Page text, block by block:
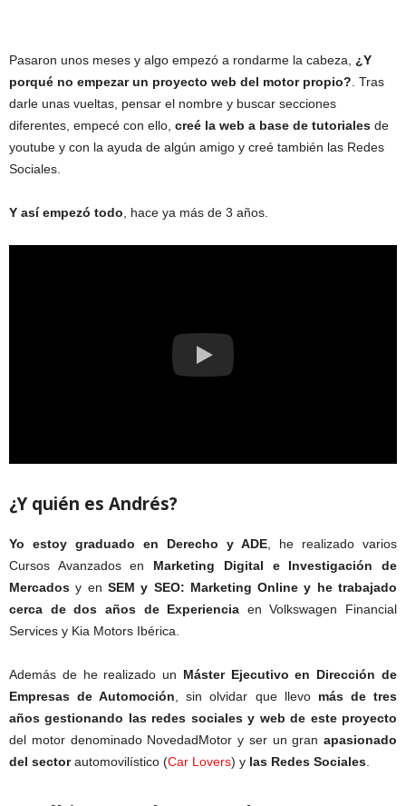
Pasaron unos meses y algo empezó a rondarme la cabeza, ¿Y
porqué no empezar un proyecto web del motor propio?. Tras
darle unas vueltas, pensar el nombre y buscar secciones
diferentes, empecé con ello, creé la web a base de tutoriales de
youtube y con la ayuda de algún amigo y creé también las Redes
Sociales.
Y así empezó todo, hace ya más de 3 años.
¿Y quién es Andrés?
Yo estoy graduado en Derecho y ADE , he realizado varios
Cursos Avanzados en Marketing Digital e Investigación de
Mercados y en SEM y SEO: Marketing Online y he trabajado
cerca de dos años de Experiencia en Volkswagen Financial
Services y Kia Motors Ibérica.
Además de he realizado un Máster Ejecutivo en Dirección de
Empresas de Automoción , sin olvidar que llevo más de tres
años gestionando las redes sociales y web de este proyecto
del motor denominado NovedadMotor y ser un gran apasionado
del sectorautomovilístico (Car Lovers) y las Redes Sociales